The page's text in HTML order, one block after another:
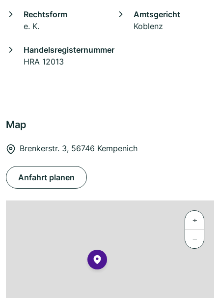
Rechtsform
e. K.
Amtsgericht
Koblenz
Handelsregisternummer
HRA 12013
Map
Brenkerstr. 3, 56746 Kempenich
Anfahrt planen
+
−